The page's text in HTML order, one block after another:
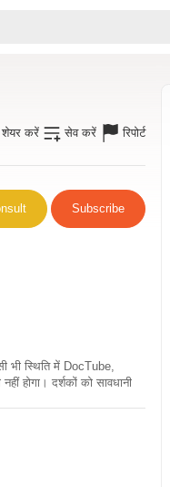
शेयर करें सेव करें रिपोर्ट
Subscribe
भी स्थिति में DocTube,
होगा। दर्शकों को सावधानी